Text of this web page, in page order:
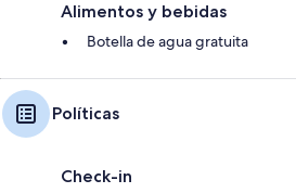
Alimentos y bebidas
Botella de agua gratuita
Políticas
Check-in